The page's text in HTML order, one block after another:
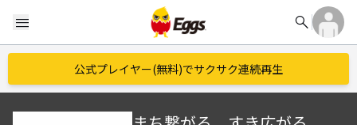
menu search
公式プレイヤー(無料)でサクサク連続再生